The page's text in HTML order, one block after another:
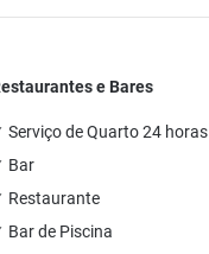
e Bares
Serviço de Quarto 24 horas
Bar
Restaurante
Bar de Piscina